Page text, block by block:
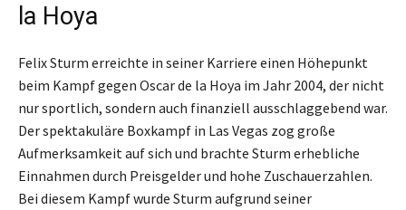
la Hoya
Felix Sturm erreichte in seiner Karriere einen Höhepunkt
beim Kampf gegen Oscar de la Hoya im Jahr 2004, der nicht
nur sportlich, sondern auch finanziell ausschlaggebend war.
Der spektakuläre Boxkampf in Las Vegas zog große
Aufmerksamkeit auf sich und brachte Sturm erhebliche
Einnahmen durch Preisgelder und hohe Zuschauerzahlen.
Bei diesem Kampf wurde Sturm aufgrund seiner